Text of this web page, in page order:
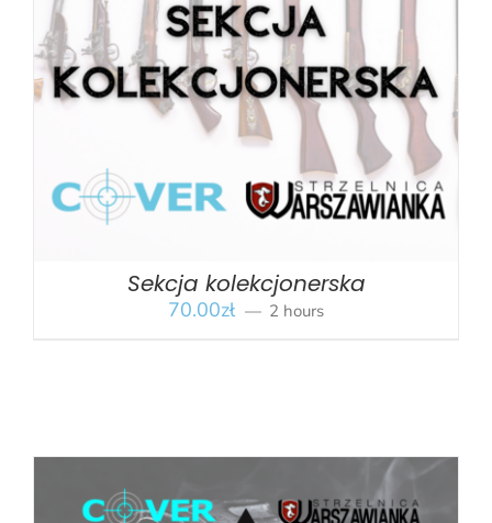
BOOK / SZCZEGÓŁY
Sekcja kolekcjonerska
70.00zł 2 hours